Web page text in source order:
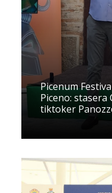
Picenum
Piceno: stasera
tiktoker